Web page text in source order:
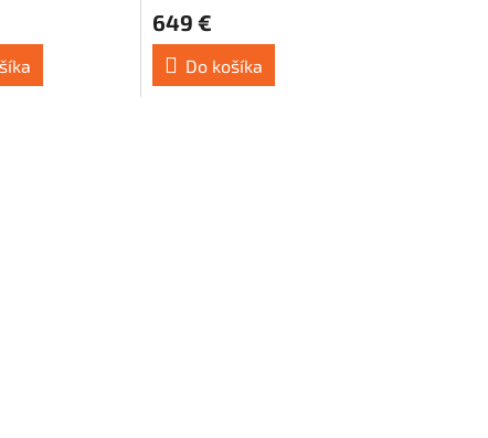
649 €
Do košíka